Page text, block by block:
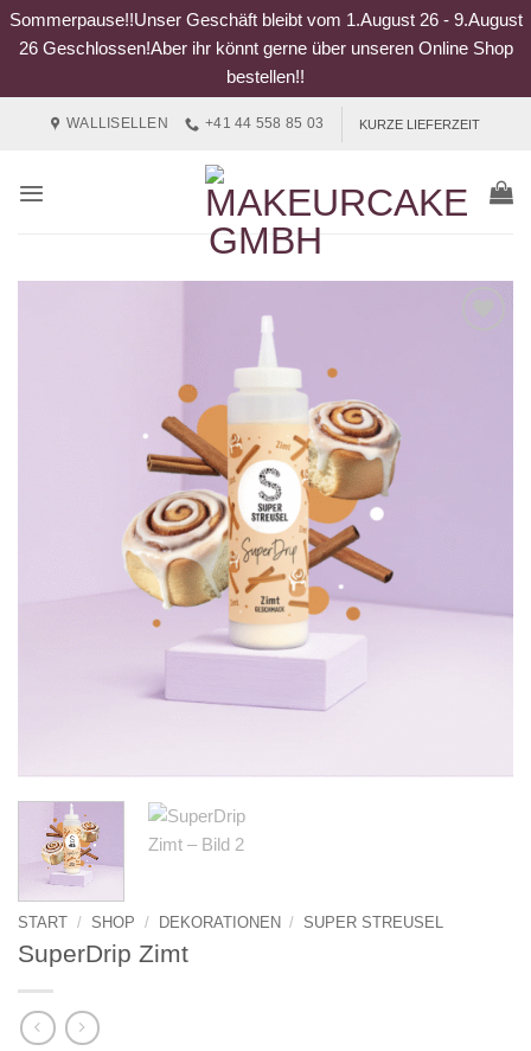
Sommerpause!!Unser Geschäft bleibt vom 1.August 26 - 9.August
26 Geschlossen!Aber ihr könnt gerne über unseren Online Shop
bestellen!!
WALLISELLEN +41 44 558 85 03 KURZE LIEFERZEIT
START / SHOP / DEKORATIONEN / SUPER STREUSEL
SuperDrip Zimt